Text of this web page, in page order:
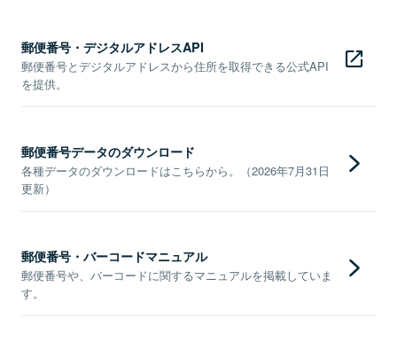
郵便番号・デジタルアドレスAPI
郵便番号とデジタルアドレスから住所を取得できる公式API
を提供。
郵便番号データのダウンロード
各種データのダウンロードはこちらから。（2026年7月31日
更新）
郵便番号・バーコードマニュアル
郵便番号や、バーコードに関するマニュアルを掲載していま
す。